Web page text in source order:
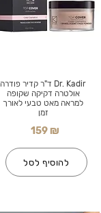
Dr. Kadir ד"ר קדיר פודרה
אולטרה דקיקה שקופה
למראה מאט טבעי לאורך
זמן
159 ₪
להוסיף לסל